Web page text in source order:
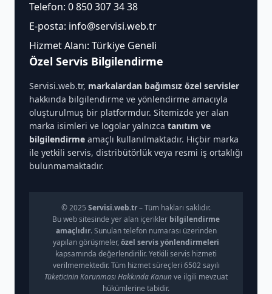
Telefon: 0 850 307 34 38
E-posta: info@servisi.web.tr
Hizmet Alanı: Türkiye Geneli
Özel Servis Bilgilendirme
Servisi.web.tr, markalardan bağımsız özel servisler
hakkında bilgilendirme ve yönlendirme amacıyla
oluşturulmuş bir platformdur. Sitemizde yer alan
marka isimleri ve logolar yalnızca tanıtım ve
bilgilendirme amaçlı kullanılmaktadır. Hiçbir marka
ile yetkili servis, distribütörlük veya resmi iş ortaklığı
bulunmamaktadır.
© 2025 Servisi.web.tr– Tüm hakları saklıdır.
Bu web sitesinde yer alan içerikler bilgilendirme
amaçlıdır. Sunulan telefon numarası üzerinden
yapılan görüşmeler, özel servis yönlendirmeleri
kapsamında değerlendirilir. Yetkili servis hizmeti
verilmemektedir. Tüm hizmet süreçleri 6502 sayılı
Tüketicinin Korunması Hakkında Kanunve ilgili mevzuat
hükümlerine tabidir.